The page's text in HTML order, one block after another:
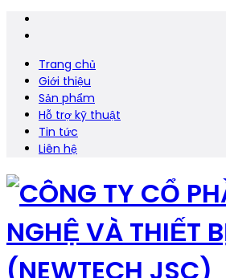
Trang chủ
Giới thiệu
Sản phẩm
Hỗ trợ kỹ thuật
Tin tức
Liên hệ